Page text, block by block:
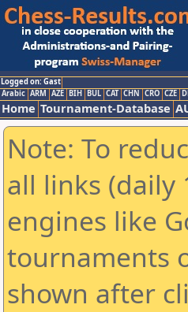
Logged on: Gast
Arabic ARM AZE BIH BUL CAT CHN CRO CZE
Home Tournament-Database
Note: To
all links (daily
engines like
tournaments
shown after